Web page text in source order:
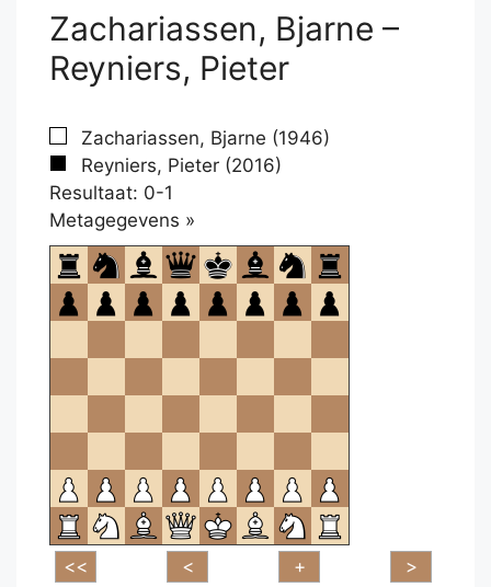
Zachariassen, Bjarne –
Reyniers, Pieter
Zachariassen, Bjarne (1946)
Reyniers, Pieter (2016)
Resultaat: 0-1
Metagegevens »
om
te
openen.